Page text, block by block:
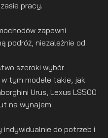
pracy.
zapewni
podróż, niezależnie od
szeroki wybór
tym modele takie, jak
Urus, Lexus LS500
na wynajem.
do potrzeb i